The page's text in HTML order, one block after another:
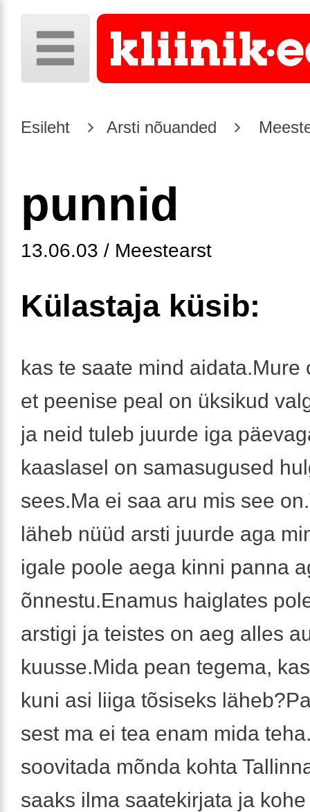
Esileht Arsti nõuanded
punnid
13.06.03 / Meestearst
Külastaja küsib:
kas te saate mind aidata.Mure
et peenise peal on üksikud
ja neid tuleb juurde iga
kaaslasel on samasugused
sees.Ma ei saa aru mis see
läheb nüüd arsti juurde aga
igale poole aega kinni panna
õnnestu.Enamus haiglates
arstigi ja teistes on aeg alles
kuusse.Mida pean tegema,
kuni asi liiga tõsiseks
sest ma ei tea enam mida
soovitada mõnda kohta
saaks ilma saatekirjata ja